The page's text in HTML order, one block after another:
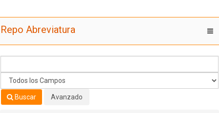
Repo Abreviatura
Buscar Avanzado